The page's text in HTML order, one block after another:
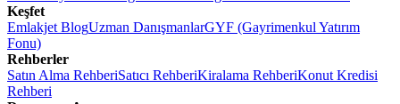
Keşfet
Emlakjet BlogUzman DanışmanlarGYF (Gayrimenkul Yatırım
Fonu)
Rehberler
Satın Alma RehberiSatıcı RehberiKiralama RehberiKonut Kredisi
Rehberi